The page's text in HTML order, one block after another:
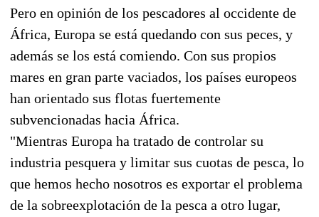
Pero en opinión de los pescadores al occidente de
África, Europa se está quedando con sus peces, y
además se los está comiendo. Con sus propios
mares en gran parte vaciados, los países europeos
han orientado sus flotas fuertemente
subvencionadas hacia África.
"Mientras Europa ha tratado de controlar su
industria pesquera y limitar sus cuotas de pesca, lo
que hemos hecho nosotros es exportar el problema
de la sobreexplotación de la pesca a otro lugar,